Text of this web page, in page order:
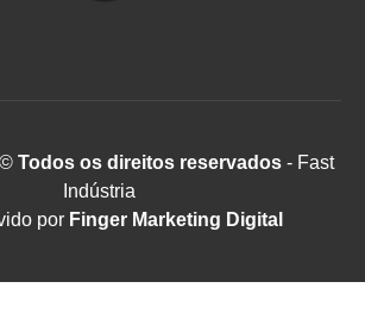
Todos os direitos reservados- Fast
Indústria
por Finger Marketing Digital